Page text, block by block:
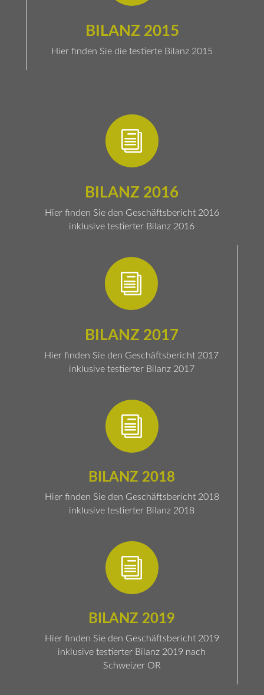
BILANZ 2015
Hier finden Sie die testierte Bilanz 2015
i
BILANZ 2016
Hier finden Sie den Geschäftsbericht 2016
inklusive testierter Bilanz 2016
i
BILANZ 2017
Hier finden Sie den Geschäftsbericht 2017
inklusive testierter Bilanz 2017
i
BILANZ 2018
Hier finden Sie den Geschäftsbericht 2018
inklusive testierter Bilanz 2018
i
BILANZ 2019
Hier finden Sie den Geschäftsbericht 2019
inklusive testierter Bilanz 2019 nach
Schweizer OR